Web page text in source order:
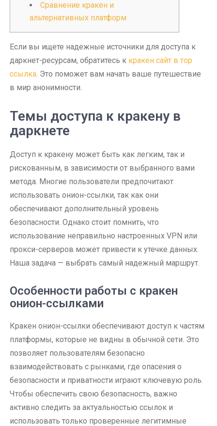
Сравнение кракен и
альтернативных платформ
Если вы ищете надежные источники для доступа к
даркнет-ресурсам, обратитесь к кракен сайт в тор
ссылка. Это поможет вам начать ваше путешествие
в мир анонимности.
Темы доступа к кракену в
даркнете
Доступ к кракену может быть как легким, так и
рискованным, в зависимости от выбранного вами
метода. Многие пользователи предпочитают
использовать онион-ссылки, так как они
обеспечивают дополнительный уровень
безопасности. Однако стоит помнить, что
использование неправильно настроенных VPN или
прокси-серверов может привести к утечке данных.
Наша задача — выбрать самый надежный маршрут.
Особенности работы с кракен
онион-ссылками
Кракен онион-ссылки обеспечивают доступ к частям
платформы, которые не видны в обычной сети. Это
позволяет пользователям безопасно
взаимодействовать с рынками, где опасения о
безопасности и приватности играют ключевую роль.
Чтобы обеспечить свою безопасность, важно
активно следить за актуальностью ссылок и
использовать только проверенные легитимные